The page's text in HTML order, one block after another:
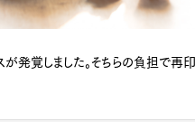
発覚しました。そちらの負担で再印